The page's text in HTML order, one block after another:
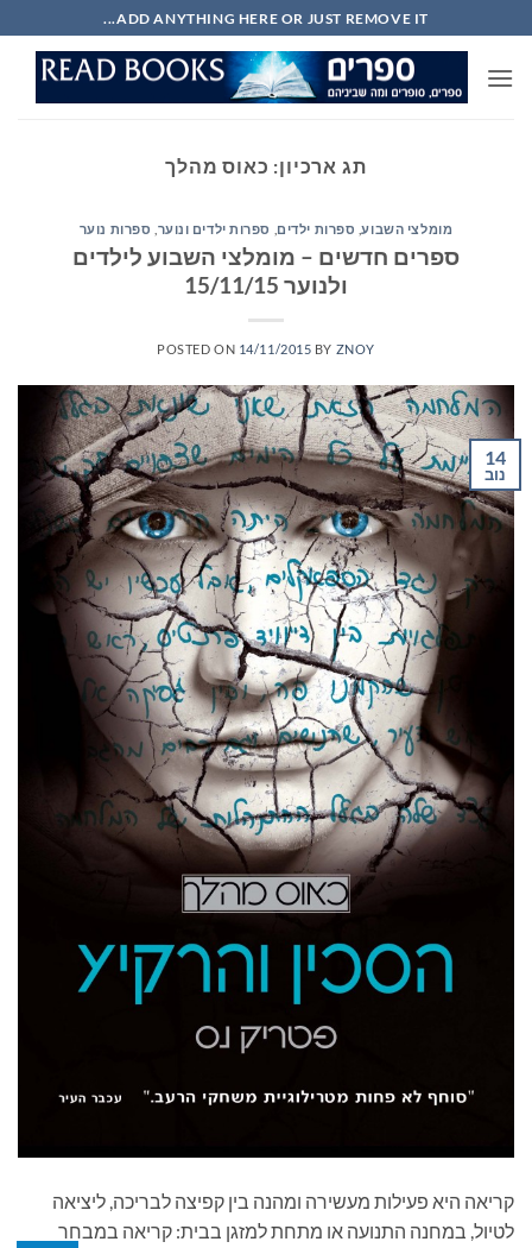
to
content
ADD ANYTHING HERE OR JUST REMOVE IT...
תג ארכיון: כאוס מהלך
מומלצי השבוע, ספרות ילדים ספרות ילדים ונוער ספרות נוער
ספרים חדשים – מומלצי השבוע לילדים
ולנוער 15/11/15
POSTED ON 14/11/2015 BY ZNOY
14
נוב
קריאה היא פעילות מעשירה ומהנה בין קפיצה לבריכה, ליציאה
לטיול, במחנה התנועה או מתחת למזגן בבית: קריאה במבחר